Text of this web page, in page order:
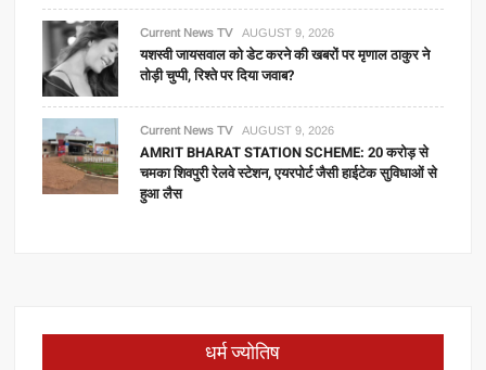
Current News TV AUGUST 9, 2026
यशस्वी जायसवाल को डेट करने की खबरों पर मृणाल ठाकुर ने
तोड़ी चुप्पी, रिश्ते पर दिया जवाब?
Current News TV AUGUST 9, 2026
AMRIT BHARAT STATION SCHEME: 20 करोड़ से
चमका शिवपुरी रेलवे स्टेशन, एयरपोर्ट जैसी हाईटेक सुविधाओं से
हुआ लैस
धर्म ज्योतिष